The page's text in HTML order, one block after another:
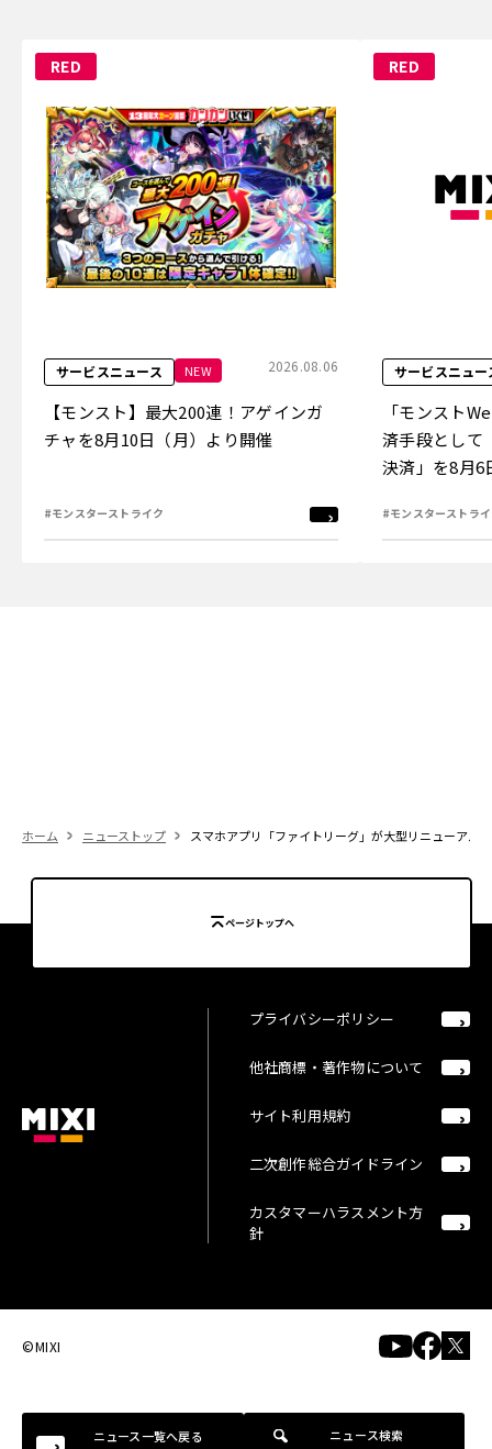
RED
サービスニュース NEW 2026.08.06
【モンスト】最大200連！アゲインガ
チャを8月10日（月）より開催
#モンスターストライク
RED
サービスニュー
「モンスト
済手段として
決済」を8月6
#モンスターストラ
ホーム ニューストップ スマホアプリ「ファイトリーグ」が大型リニューアル
ニュース一覧へ戻る ニュース検索
ページトップへ
プライバシーポリシー
他社商標・著作物について
サイト利用規約
二次創作総合ガイドライン
カスタマーハラスメント方
針
©MIXI